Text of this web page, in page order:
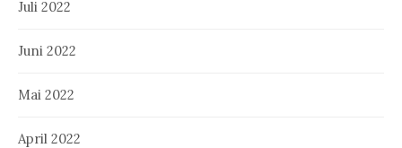
Juli 2022
Juni 2022
Mai 2022
April 2022